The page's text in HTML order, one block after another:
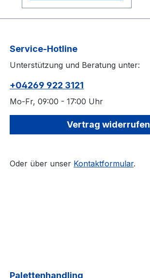
EN 1757-3
Service-Hotline
Unterstützung und Beratung unter:
+04269 922 3121
Mo-Fr, 09:00 - 17:00 Uhr
Vertrag widerrufen
Oder über unser Kontaktformular.
Palettenhandling